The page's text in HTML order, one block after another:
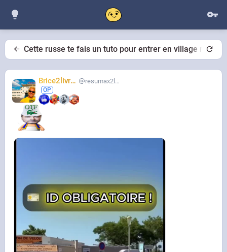
Cette russe te fais un tuto pour entrer en village
Brice2livres resumax2livres